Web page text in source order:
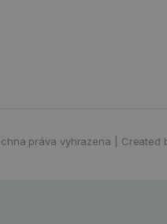
práva vyhrazena Created